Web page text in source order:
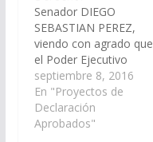
Senador DIEGO
SEBASTIAN PEREZ,
viendo con agrado que
el Poder Ejecutivo
Provincial, declare de
interés cultural y
turístico de la Provincia
el "XI ENCUENTRO
septiembre 8, 2016
En "Proyectos de
Declaración
Aprobados"